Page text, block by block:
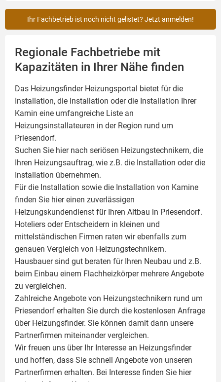
Ihr Fachbetrieb ist noch nicht gelistet? Jetzt anmelden!
Regionale Fachbetriebe mit
Kapazitäten in Ihrer Nähe finden
Das Heizungsfinder Heizungsportal bietet für die
Installation, die Installation oder die Installation Ihrer
Kamin eine umfangreiche Liste an
Heizungsinstallateuren in der Region rund um
Priesendorf.
Suchen Sie hier nach seriösen Heizungstechnikern, die
Ihren Heizungsauftrag, wie z.B. die Installation oder die
Installation übernehmen.
Für die Installation sowie die Installation von Kamine
finden Sie hier einen zuverlässigen
Heizungskundendienst für Ihren Altbau in Priesendorf.
Hoteliers oder Entscheidern in kleinen und
mittelständischen Firmen raten wir ebenfalls zum
genauen Vergleich von Heizungstechnikern.
Hausbauer sind gut beraten für Ihren Neubau und z.B.
beim Einbau einem Flachheizkörpermehrere Angebote
zu vergleichen.
Zahlreiche Angebote von Heizungstechnikern rund um
Priesendorf erhalten Sie durch die kostenlosen Anfrage
über Heizungsfinder. Sie können damit dann unsere
Partnerfirmen miteinander vergleichen.
Wir freuen uns über Ihr Interesse an Heizungsfinder
und hoffen, dass Sie schnell Angebote von unseren
Partnerfirmen erhalten. Bei Interesse finden Sie hier